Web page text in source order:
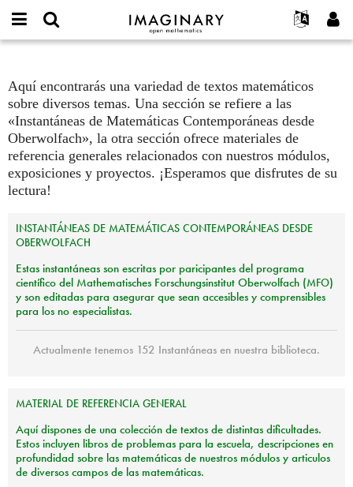
IMAGINARY
open
Deutsch
한국어
Español
Türkçe
Galerías
Interactivos
Películas
Textos
Más...
Participar
Contacto
or
username
*
Contraseña
*
Crear nueva cuenta
Textos
Aquí encontrarás una variedad de textos matemáticos
sobre diversos temas. Una sección se refiere a las
«Instantáneas de Matemáticas Contemporáneas desde
Oberwolfach», la otra sección ofrece materiales de
referencia generales relacionados con nuestros módulos,
exposiciones y proyectos. ¡Esperamos que disfrutes de su
lectura!
INSTANTÁNEAS DE MATEMÁTICAS CONTEMPORÁNEAS DESDE
OBERWOLFACH
Estas instantáneas son escritas por paricipantes del programa
científico del Mathematisches Forschungsinstitut Oberwolfach (MFO)
y son editadas para asegurar que sean accesibles y comprensibles
para los no especialistas.
Actualmente tenemos 152 Instantáneas en nuestra biblioteca.
MATERIAL DE REFERENCIA GENERAL
Aquí dispones de una colección de textos de distintas dificultades.
Estos incluyen libros de problemas para la escuela, descripciones en
profundidad sobre las matemáticas de nuestros módulos y articulos
de diversos campos de las matemáticas.